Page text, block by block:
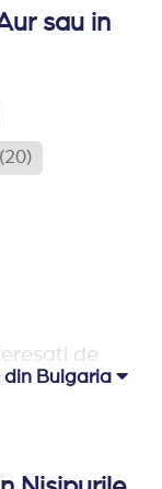
sau in
(20)
de
Bulgaria